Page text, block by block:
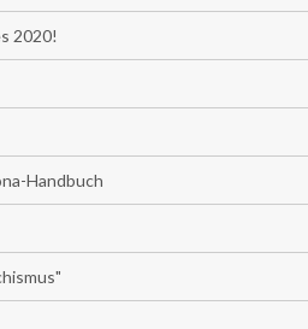
2020!
Handbuch